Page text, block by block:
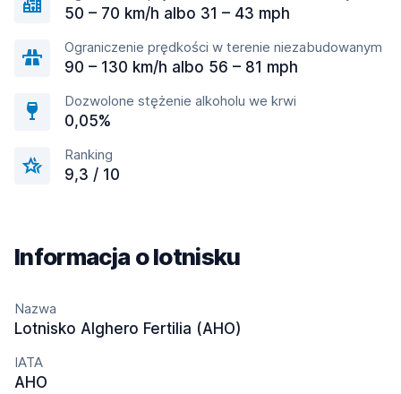
50 – 70 km/h albo 31 – 43 mph
Ograniczenie prędkości w terenie niezabudowanym
90 – 130 km/h albo 56 – 81 mph
Dozwolone stężenie alkoholu we krwi
0,05%
Ranking
9,3 / 10
Informacja o lotnisku
Nazwa
Lotnisko Alghero Fertilia (AHO)
IATA
AHO